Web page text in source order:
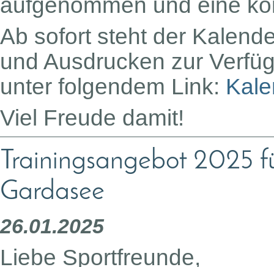
aufgenommen und eine
Ab sofort steht der
und Ausdrucken zur
unter folgendem Link:
Viel Freude damit!
Trainingsangebot 2025
Gardasee
26.01.2025
Liebe Sportfreunde,